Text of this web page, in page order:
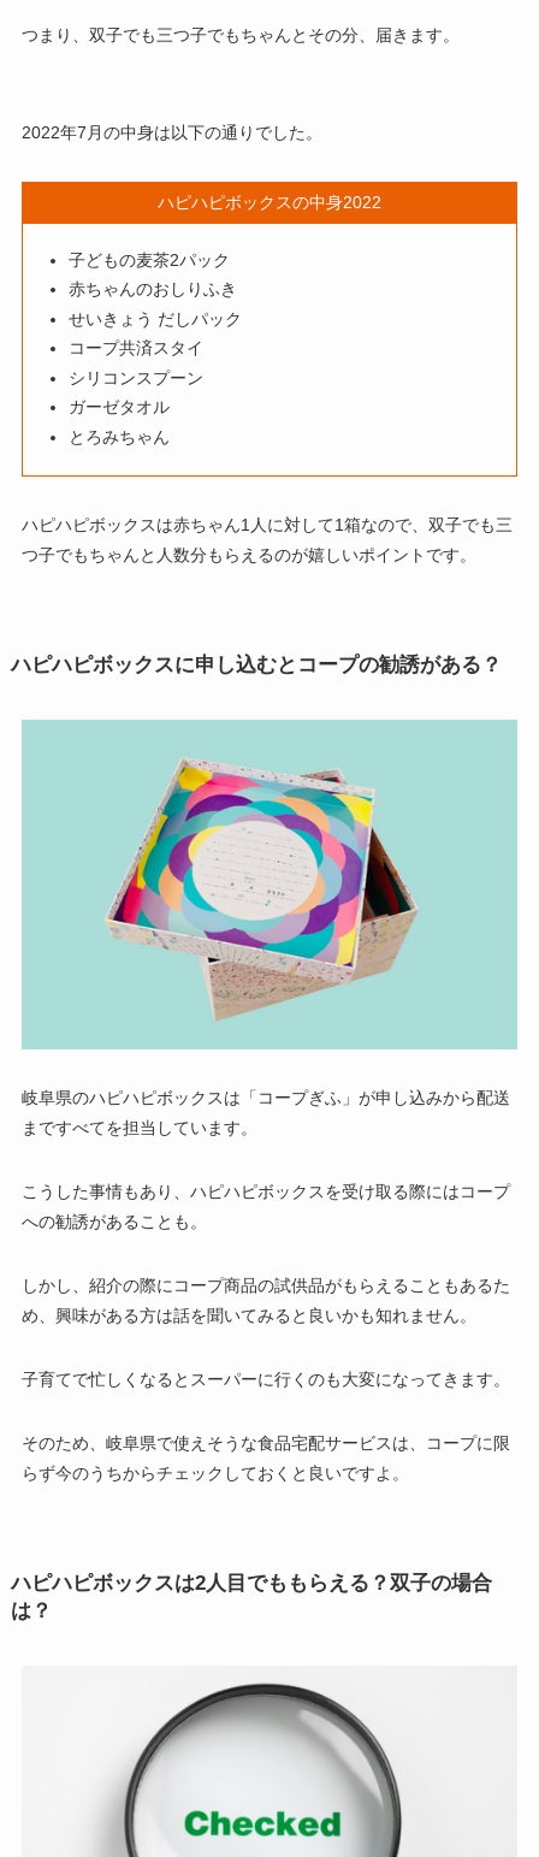
つまり、双子でも三つ子でもちゃんとその分、届きます。
2022年7月の中身は以下の通りでした。
ハピハピボックスの中身2022
子どもの麦茶2パック
赤ちゃんのおしりふき
せいきょう だしパック
コープ共済スタイ
シリコンスプーン
ガーゼタオル
とろみちゃん
ハピハピボックスは赤ちゃん1人に対して1箱なので、双子でも三
つ子でもちゃんと人数分もらえるのが嬉しいポイントです。
ハピハピボックスに申し込むとコープの勧誘がある？
岐阜県のハピハピボックスは「コープぎふ」が申し込みから配送
まですべてを担当しています。
こうした事情もあり、ハピハピボックスを受け取る際にはコープ
への勧誘があることも。
しかし、紹介の際にコープ商品の試供品がもらえることもあるた
め、興味がある方は話を聞いてみると良いかも知れません。
子育てで忙しくなるとスーパーに行くのも大変になってきます。
そのため、岐阜県で使えそうな食品宅配サービスは、コープに限
らず今のうちからチェックしておくと良いですよ。
ハピハピボックスは2人目でももらえる？双子の場合
は？